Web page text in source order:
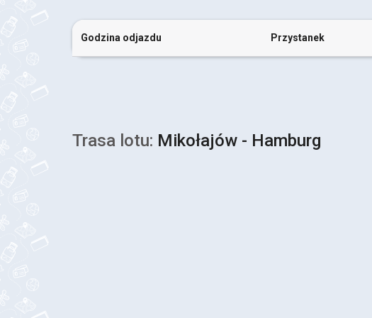
Godzina odjazdu Przystanek
Trasa lotu: Mikołajów - Hamburg